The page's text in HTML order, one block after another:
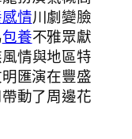
情川劇變臉
包養不雅眾獻
情與地區特
匯演在豐盛
動了周邊花